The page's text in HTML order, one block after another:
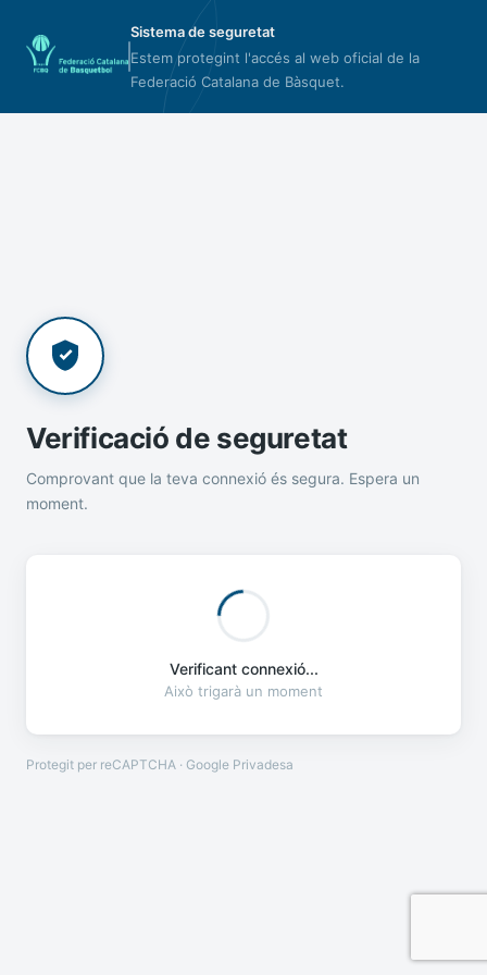
Sistema de seguretat
Estem protegint l'accés al web oficial de la
Federació Catalana de Bàsquet.
Verificació de seguretat
Comprovant que la teva connexió és segura. Espera un
moment.
Verificant connexió...
Això trigarà un moment
Protegit per reCAPTCHA · Google Privadesa